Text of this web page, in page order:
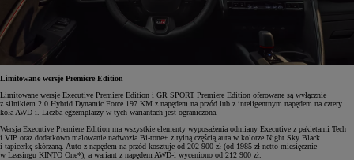
Limitowane wersje Premiere Edition
Limitowane wersje Executive Premiere Edition i GR SPORT Premiere Edition oferowane są wyłącznie
z silnikiem 2.0 Hybrid Dynamic Force 197 KM z napędem na przód lub z inteligentnym napędem na cztery
koła AWD-i. Liczba egzemplarzy w tych wariantach jest ograniczona.
Wersja Executive Premiere Edition ma wszystkie elementy wyposażenia odmiany Executive z pakietami Tech
i VIP oraz dodatkowo malowanie nadwozia Bi-tone+ z tylną częścią auta w kolorze Night Sky Black
i tapicerkę skórzaną. Auto z napędem na przód kosztuje od 202 900 zł (od 1985 zł netto miesięcznie
w Leasingu KINTO One*), a wariant z napędem AWD-i wyceniono od 212 900 zł.